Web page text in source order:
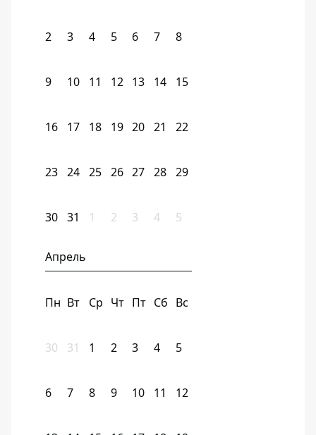
2 3 4 5 6 7 8
9 10 11 12 13 14 15
16 17 18 19 20 21 22
23 24 25 26 27 28 29
30 31 1 2 3 4 5
Апрель
Пн Вт Ср Чт Пт Сб Вс
30 31 1 2 3 4 5
6 7 8 9 10 11 12